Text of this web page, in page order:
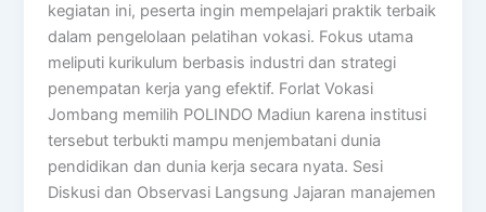
kegiatan ini, peserta ingin mempelajari praktik terbaik
dalam pengelolaan pelatihan vokasi. Fokus utama
meliputi kurikulum berbasis industri dan strategi
penempatan kerja yang efektif. Forlat Vokasi
Jombang memilih POLINDO Madiun karena institusi
tersebut terbukti mampu menjembatani dunia
pendidikan dan dunia kerja secara nyata. Sesi
Diskusi dan Observasi Langsung Jajaran manajemen